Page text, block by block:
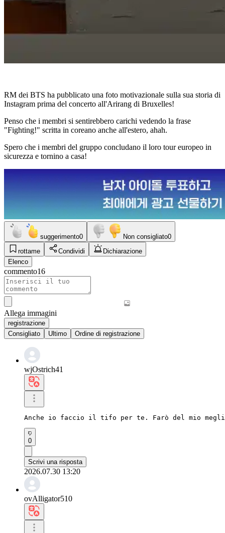
RM dei BTS ha pubblicato una foto motivazionale sulla sua storia di
Instagram prima del concerto all'Arirang di Bruxelles!
Penso che i membri si sentirebbero carichi vedendo la frase
"Fighting!" scritta in coreano anche all'estero, ahah.
Spero che i membri del gruppo concludano il loro tour europeo in
sicurezza e tornino a casa!
suggerimento0 Non consigliato0
rottame
Condividi
Dichiarazione
Elenco
commento16
Allega immagini
registrazione
Consigliato
Ultimo Ordine di registrazione
wjOstrich41
Anche io faccio il tifo per te. Farò del mio
0
Scrivi una risposta
2026.07.30 13:20
ovAlligator510